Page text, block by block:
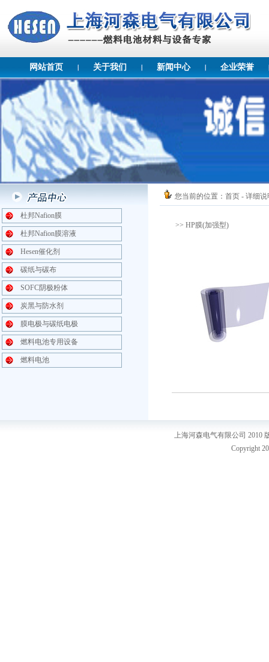
网站首页 关于我们 新闻中心 企业荣誉
杜邦Nafion膜
杜邦Nafion膜溶液
Hesen催化剂
碳纸与碳布
SOFC阴极粉体
炭黑与防水剂
膜电极与碳纸电极
燃料电池专用设备
燃料电池
您当前的位置： 首页 - 详细说
>> HP膜(加强型)
上海河森电气有限公司 2010
Copyright